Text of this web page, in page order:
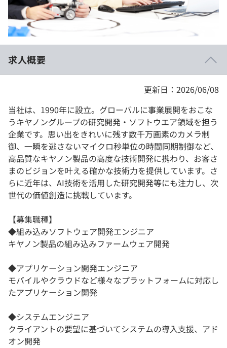
法人向けプラン
学校向けプラン
契約内容・クーポン
求人概要
更新日：2026/06/08
当社は、1990年に設立。グローバルに事業展開をおこな
うキヤノングループの研究開発・ソフトウエア領域を担う
企業です。思い出をきれいに残す数千万画素のカメラ制
御、一瞬を逃さないマイクロ秒単位の時間同期制御など、
高品質なキヤノン製品の高度な技術開発に携わり、お客さ
まのビジョンを叶える確かな技術力を提供しています。さ
らに近年は、AI技術を活用した研究開発等にも注力し、次
世代の価値創造に挑戦しています。
【募集職種】
◆組み込みソフトウェア開発エンジニア
キヤノン製品の組み込みファームウェア開発
◆アプリケーション開発エンジニア
モバイルやクラウドなど様々なプラットフォームに対応し
たアプリケーション開発
◆システムエンジニア
クライアントの要望に基づいてシステムの導入支援、アド
オン開発